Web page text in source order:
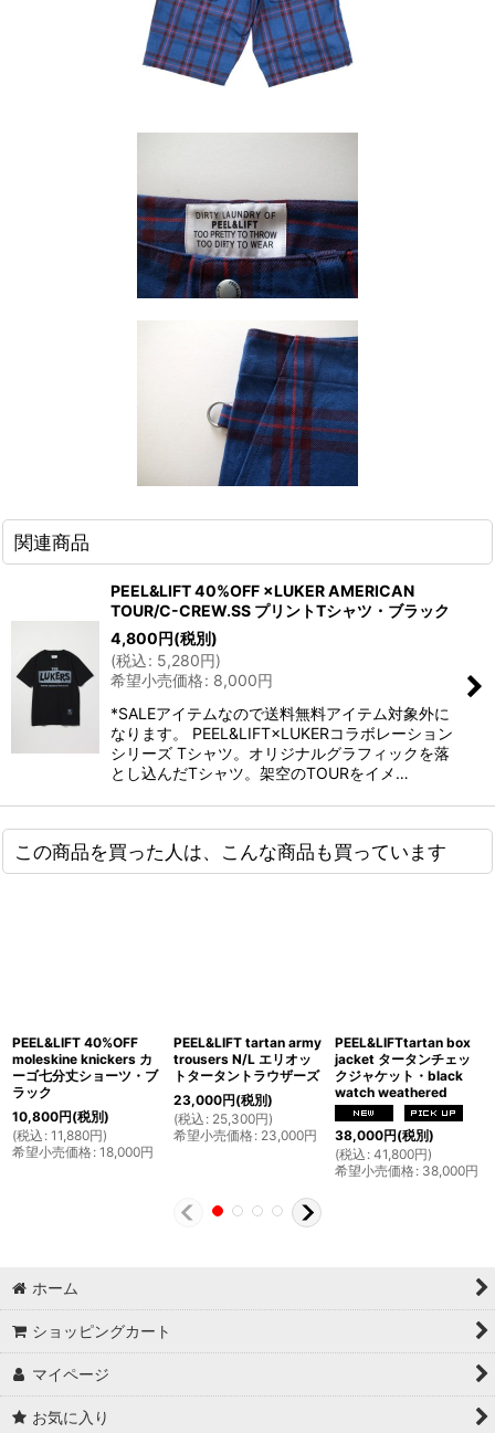
関連商品
PEEL&LIFT 40%OFF ×LUKER AMERICAN
TOUR/C-CREW.SS プリントTシャツ・ブラック
4,800円(税別)
(税込: 5,280円)
希望小売価格: 8,000円
*SALEアイテムなので送料無料アイテム対象外に
なります。 PEEL&LIFT×LUKERコラボレーション
シリーズ Tシャツ。オリジナルグラフィックを落
とし込んだTシャツ。架空のTOURをイメ…
この商品を買った人は、こんな商品も買っています
PEEL&LIFT 40%OFF
moleskine knickers カ
ーゴ七分丈ショーツ・ブ
ラック
10,800円(税別)
(税込 : 11,880円)
希望小売価格: 18,000円
PEEL&LIFT tartan army
trousers N/L エリオッ
トタータントラウザーズ
23,000円(税別)
(税込 : 25,300円)
希望小売価格: 23,000円
PEEL&LIFTtartan box
jacket タータンチェッ
クジャケット・black
watch weathered
38,000円(税別)
(税込 : 41,800円)
希望小売価格: 38,000円
ホーム
ショッピングカート
マイページ
お気に入り